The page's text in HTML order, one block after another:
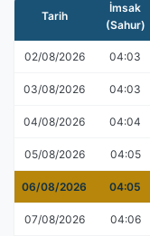
Tarih
İmsak
(Sahur)
02/08/2026 04:03
03/08/2026 04:03
04/08/2026 04:04
05/08/2026 04:05
06/08/2026 04:05
07/08/2026 04:06